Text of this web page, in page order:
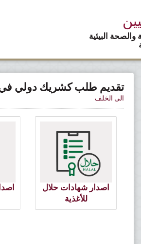
والصحة البيئية
تقديم طلب كشريك دولي
الى الخلف
اصدار شهادات حلال
للأغذية